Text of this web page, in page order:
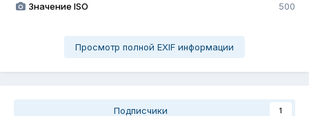
Значение ISO 500
Просмотр полной EXIF информации
Подписчики 1